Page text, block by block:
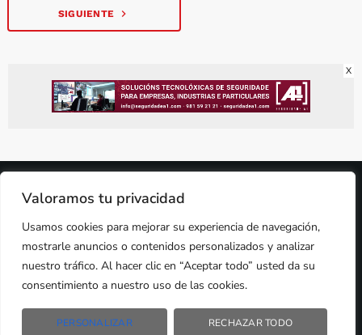
Valoramos tu privacidad
Usamos cookies para mejorar su experiencia de navegación,
mostrarle anuncios o contenidos personalizados y analizar
nuestro tráfico. Al hacer clic en “Aceptar todo” usted da su
consentimiento a nuestro uso de las cookies.
PERSONALIZAR RECHAZAR TODO
SIGUIENTE navigate_next
X
2024 © PROPIEDAD DEDEZASETE MEDIA SL
COOKIES
AVISO LEGAL
PUBLICIDAD
CONTACTO